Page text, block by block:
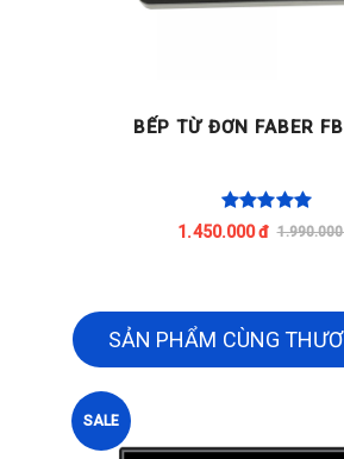
BẾP TỪ ĐƠN FABER
1.450.000 đ
SẢN PHẨM CÙNG
SALE